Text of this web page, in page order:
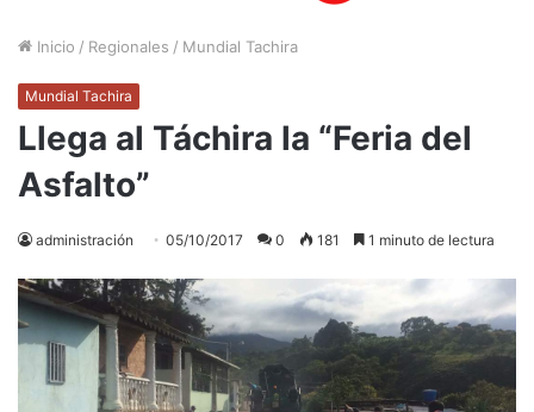
Inicio / Regionales / Mundial Tachira
Mundial Tachira
Llega al Táchira la “Feria del
Asfalto”
administración 05/10/2017 0 181 1 minuto de lectura